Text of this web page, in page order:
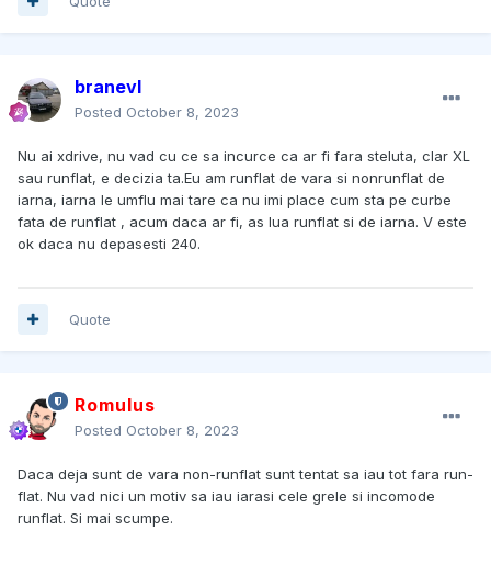
branevl
Posted October 8, 2023
Nu ai xdrive, nu vad cu ce sa incurce ca ar fi fara steluta, clar XL
sau runflat, e decizia ta.Eu am runflat de vara si nonrunflat de
iarna, iarna le umflu mai tare ca nu imi place cum sta pe curbe
fata de runflat , acum daca ar fi, as lua runflat si de iarna. V este
ok daca nu depasesti 240.
Quote
Romulus
Posted October 8, 2023
Daca deja sunt de vara non-runflat sunt tentat sa iau tot fara run-
flat. Nu vad nici un motiv sa iau iarasi cele grele si incomode
runflat. Si mai scumpe.